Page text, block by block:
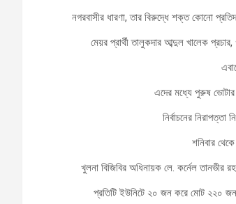
নগরবাসীর ধারণা, তার বিরুদ্ধে শক্ত কোনো
মেয়র প্রার্থী তালুকদার আব্দুল খালেক
এদের মধ্যে পুরুষ
নির্বাচনের
শনিবার
খুলনা বিজিবির অধিনায়ক লে. কর্নেল তানভীর
প্রতিটি ইউনিটে ২০ জন করে মোট ২২০